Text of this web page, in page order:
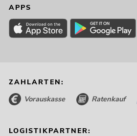
APPS
ZAHLARTEN:
Vorauskasse Ratenkauf
LOGISTIKPARTNER: